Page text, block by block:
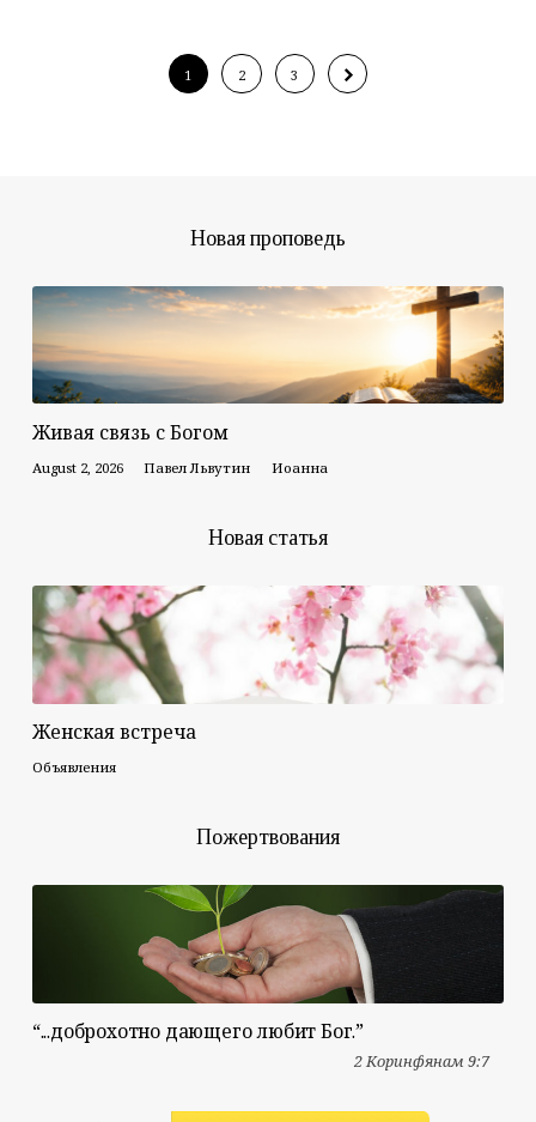
1 2 3
Новая проповедь
Живая связь с Богом
August 2, 2026 Павел Львутин Иоанна
Новая статья
Женская встреча
Объявления
Пожертвования
“...доброхотно дающего любит Бог.”
2 Коринфянам 9:7